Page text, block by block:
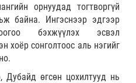
орнуудад тогтворгүй
байна. Ингэснээр эдгээр
бэхжүүлэх эсвэл
хоёр сонголтоос аль нэгийг
Дубайд өгсөн цохилтууд нь